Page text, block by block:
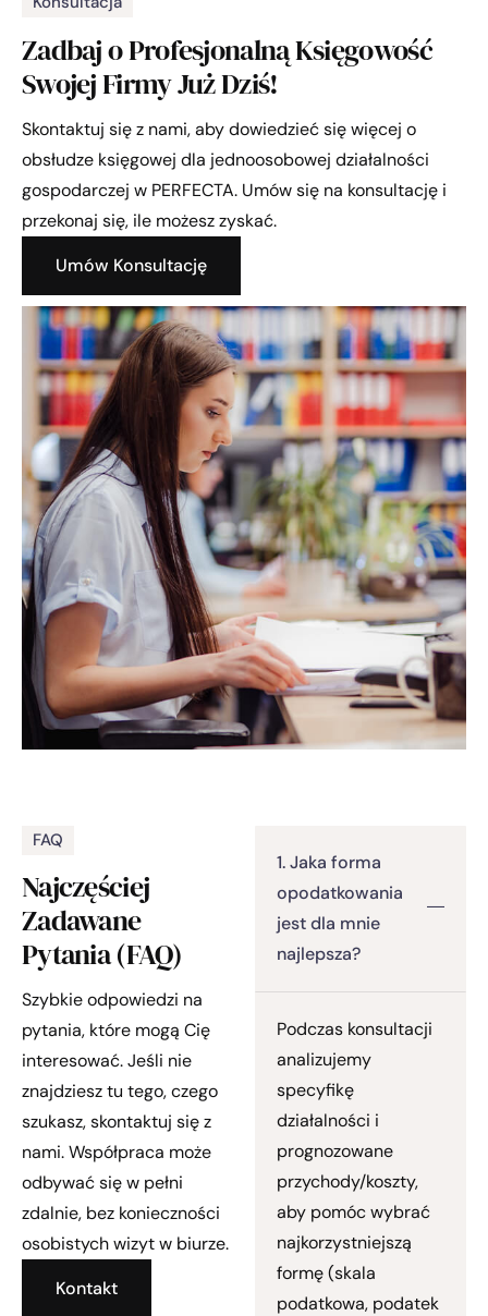
Zadbaj o Profesjonalną Księgowość
Swojej Firmy Już Dziś!
Skontaktuj się z nami, aby dowiedzieć się więcej o
obsłudze księgowej dla jednoosobowej działalności
gospodarczej w PERFECTA. Umów się na konsultację i
przekonaj się, ile możesz zyskać.
Umów Konsultację
FAQ
Najczęściej
Zadawane
Pytania (FAQ)
Szybkie odpowiedzi na
pytania, które mogą Cię
interesować. Jeśli nie
znajdziesz tu tego, czego
szukasz, skontaktuj się z
nami. Współpraca może
odbywać się w pełni
zdalnie, bez konieczności
osobistych wizyt w biurze.
Kontakt
1. Jaka forma
opodatkowania
jest dla mnie
najlepsza?
Podczas konsultacji
analizujemy
specyfikę
działalności i
prognozowane
przychody/koszty,
aby pomóc wybrać
najkorzystniejszą
formę (skala
podatkowa, podatek